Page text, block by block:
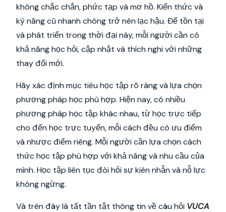
không chắc chắn, phức tạp và mơ hồ. Kiến thức và
kỹ năng cũ nhanh chóng trở nên lạc hậu. Để tồn tại
và phát triển trong thời đại này, mỗi người cần có
khả năng học hỏi, cập nhật và thích nghi với những
thay đổi mới.
Hãy xác định mục tiêu học tập rõ ràng và lựa chọn
phương pháp học phù hợp. Hiện nay, có nhiều
phương pháp học tập khác nhau, từ học trực tiếp
cho đến học trực tuyến, mỗi cách đều có ưu điểm
và nhược điểm riêng. Mỗi người cần lựa chọn cách
thức học tập phù hợp với khả năng và nhu cầu của
mình. Học tập liên tục đòi hỏi sự kiên nhẫn và nỗ lực
không ngừng.
Và trên đây là tất tần tật thông tin về câu hỏi VUCA